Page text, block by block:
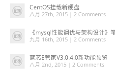
CentOS挂载新硬盘
八月 27th, 2015 | 2 Comments
《mysql性能调优与架构设计》
九月 16th, 2015 | 2 Comments
蓝芯E管家V3.0.4.0新功能预览
八月 2nd, 2015 | 2 Comments